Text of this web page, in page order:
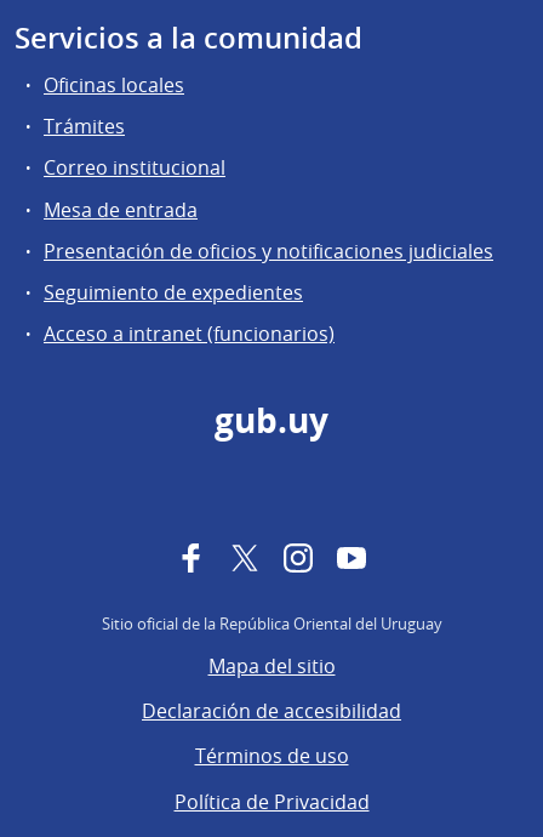
Servicios a la comunidad
Oficinas locales
Trámites
Correo institucional
Mesa de entrada
Presentación de oficios y notificaciones judiciales
Seguimiento de expedientes
Acceso a intranet (funcionarios)
gub.uy
FacebookTwitterInstagramYouTube
Sitio oficial de la República Oriental del Uruguay
Mapa del sitio
Declaración de accesibilidad
Términos de uso
Política de Privacidad